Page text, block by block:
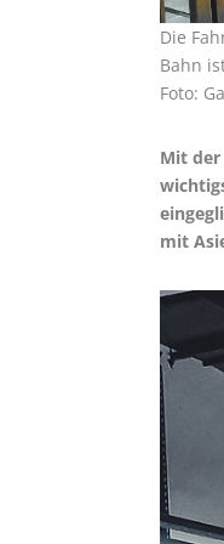
Die
Bahn
Foto:
Mit der
mit